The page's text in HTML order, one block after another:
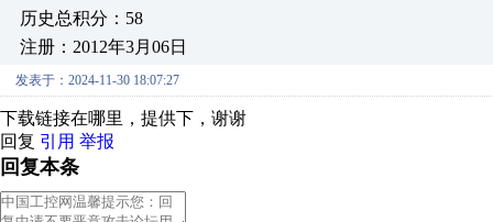
历史总积分：58
注册：2012年3月06日
发表于：2024-11-30 18:07:27
下载链接在哪里，提供下，谢谢
回复 引用 举报
回复本条